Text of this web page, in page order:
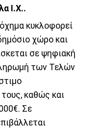
Ι.Χ..
κυκλοφορεί
χώρο και
σε ψηφιακή
των Τελών
καθώς και
Σε